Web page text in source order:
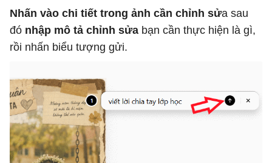
Nhấn vào chi tiết trong ảnh cần chỉnh sửa sau
đó nhập mô tả chỉnh sửa bạn cần thực hiện là gì,
rồi nhấn biểu tượng gửi.